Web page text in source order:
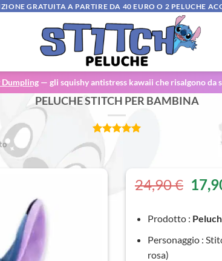
GRATUITA A PARTIRE DA 40 EURO O 2 PELUCHE
Dumpling— gli squishy antistress kawaii che risalgono da
PELUCHE STITCH PER BAMBINA
Valutato
su 5 su
base di
1
recensioni
24,90€ Il
era:
Prodotto :
Personaggio :
rosa)